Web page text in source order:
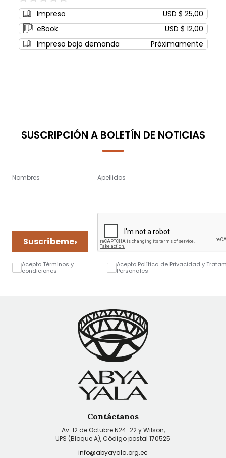
0%
Impreso
USD $ 25,00
eBook
USD $ 12,00
Impreso bajo demanda
Próximamente
SUSCRIPCIÓN A BOLETÍN DE NOTICIAS
Nombres Apellidos
Suscríbeme›
Acepto Términos y
condiciones
Acepto Política de Privacidad y
Personales
Contáctanos
Av. 12 de Octubre N24-22 y Wilson,
UPS (Bloque A), Código postal 170525
info@abyayala.org.ec